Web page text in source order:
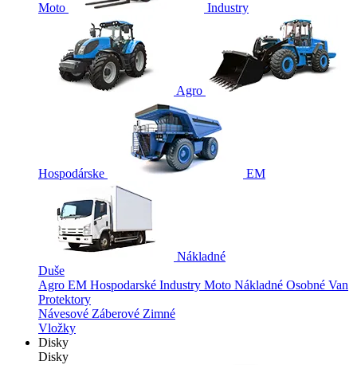
Moto Industry
Agro
Hospodárske EM
Nákladné
Duše
Agro EM Hospodarské Industry Moto Nákladné Osobné Van
Protektory
Návesové Záberové Zimné
Vložky
Disky
Disky